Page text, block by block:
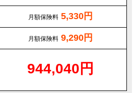
月額保険料 5,330円
月額保険料 9,290円
944,040円